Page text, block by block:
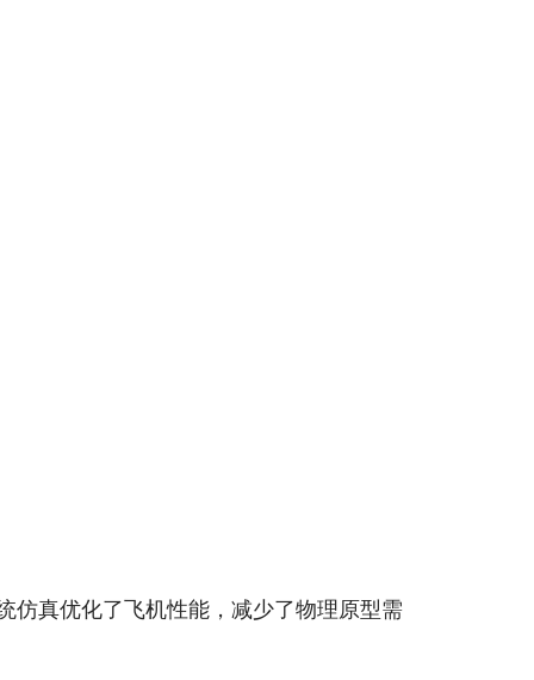
仿真优化了飞机性能，减少了物理原型需